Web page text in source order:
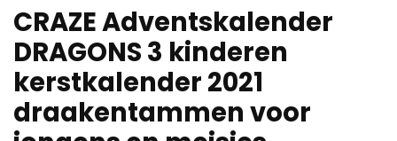
CRAZE Adventskalender
DRAGONS 3 kinderen
kerstkalender 2021
draakentammen voor